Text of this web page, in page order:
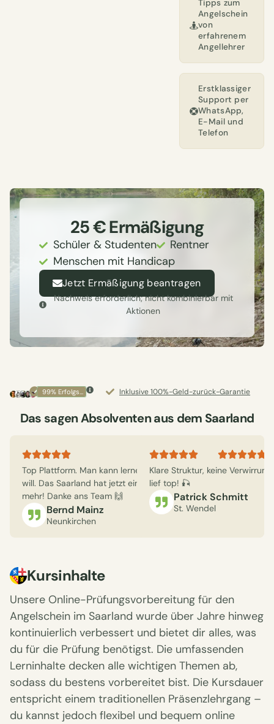
Tipps zum
Angelschein
von
erfahrenem
Angellehrer
Erstklassiger
Support per
WhatsApp,
E-Mail und
Telefon
25 € Ermäßigung
Schüler & Studenten
Rentner
Menschen mit Handicap
Jetzt Ermäßigung beantragen
Nachweis erforderlich; nicht kombinierbar mit
Aktionen
99% Erfolgsquote Inklusive 100%-Geld-zurück-Garantie
Das sagen Absolventen aus dem Saarland
Top Plattform. Man kann lernen wann man
will. Das Saarland hat jetzt einen Angler
mehr! Danke ans Team 🙌
Bernd Mainz
Neunkirchen
Super
Julia
Klare Struktur, keine
lief top! 🎣
Patrick Schmitt
St. Wendel
Kursinhalte
Unsere Online-Prüfungsvorbereitung für den
Angelschein im Saarland wurde über Jahre hinweg
kontinuierlich verbessert und bietet dir alles, was
du für die Prüfung benötigst. Die umfassenden
Lerninhalte decken alle wichtigen Themen ab,
sodass du bestens vorbereitet bist. Die Kursdauer
entspricht einem traditionellen Präsenzlehrgang –
du kannst jedoch flexibel und bequem online